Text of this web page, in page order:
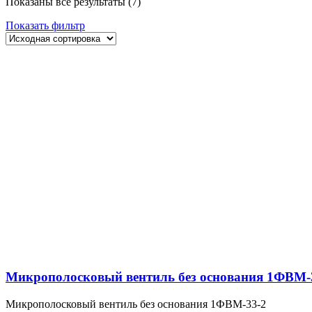
Показать фильтр
Микрополосковый вентиль без основания 1ФВМ-
Микрополосковый вентиль без основания 1ФВМ-33-2